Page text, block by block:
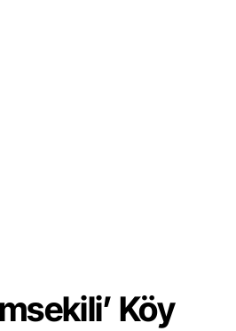
Köy